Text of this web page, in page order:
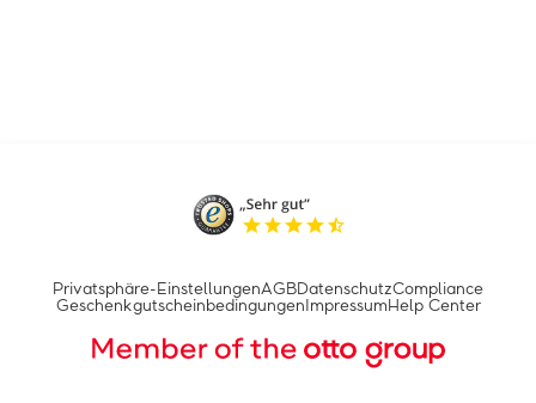
Privatsphäre-EinstellungenAGBDatenschutzCompliance
Geschenkgutscheinbedingungen Impressum Help Center